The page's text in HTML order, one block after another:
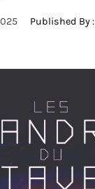
Published By :